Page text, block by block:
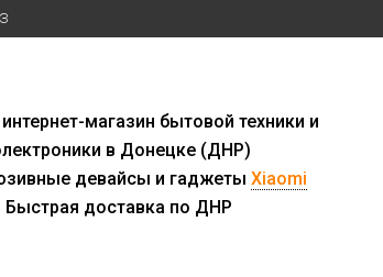
магазин бытовой техники и
в Донецке (ДНР)
зивные девайсы и гаджеты Xiaomi
Быстрая доставка по ДНР